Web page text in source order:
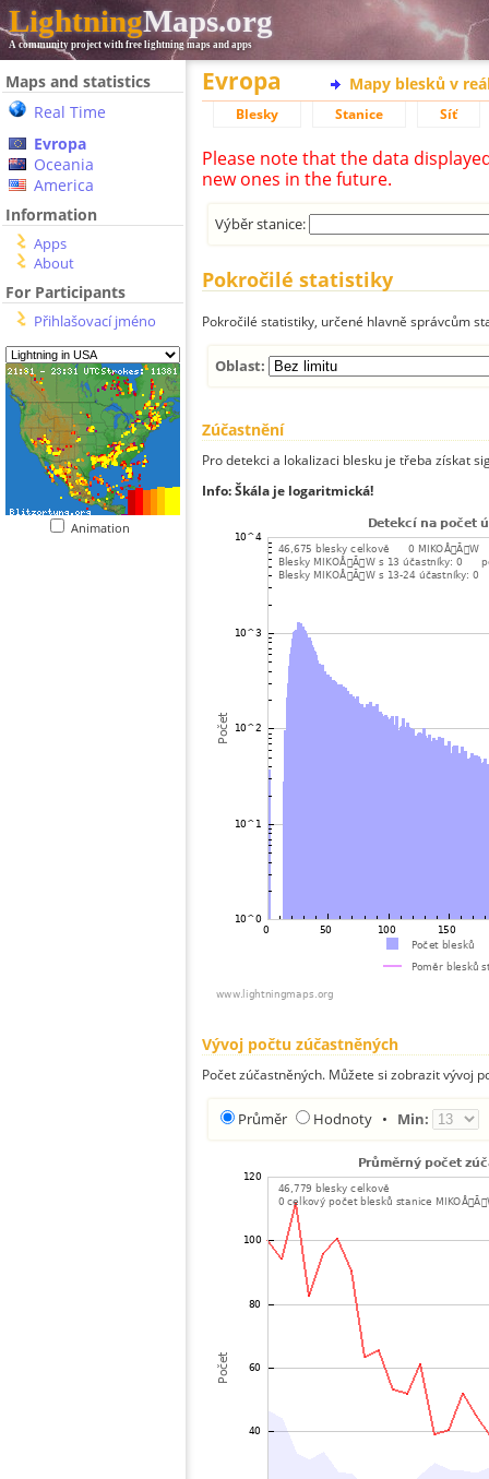
LightningMaps.org
A community project with free lightning maps and apps
Maps and statistics
Real Time
Evropa
Oceania
America
Information
Apps
About
For Participants
Přihlašovací jméno
Animation
Evropa Mapy blesků v
Blesky Stanice Síť
Please note that the data
new ones in the future.
Výběr stanice:
Pokročilé statistiky
Pokročilé statistiky, určené hlavně správcům
Oblast:
Zúčastnění
Pro detekci a lokalizaci blesku je třeba získat
Info: Škála je logaritmická!
Vývoj počtu zúčastněných
Počet zúčastněných. Můžete si zobrazit vývoj
Průměr Hodnoty • Min: